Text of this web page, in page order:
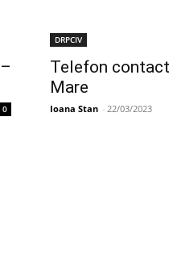
0
DRPCIV
Telefon
Mare
Ioana Stan - 22/03/2023